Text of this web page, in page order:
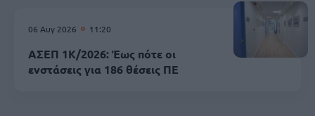
06 Αυγ 2026 11:20
ΑΣΕΠ 1Κ/2026: Έως πότε οι
ενστάσεις για 186 θέσεις ΠΕ